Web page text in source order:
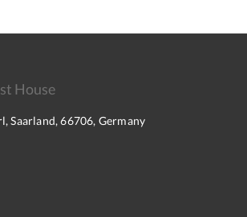
House
Saarland, 66706, Germany